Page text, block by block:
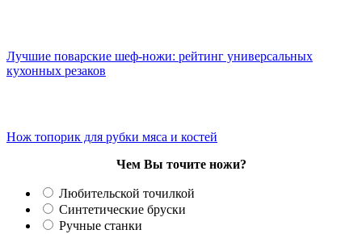
Лучшие поварские шеф-ножи: рейтинг универсальных
кухонных резаков
Нож топорик для рубки мяса и костей
Чем Вы точите ножи?
Любительской точилкой
Синтетические бруски
Ручные станки